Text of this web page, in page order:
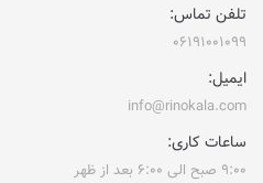
تلفن تماس:
۰۶۱۹۱۰۰۱۰۹۹
ایمیل:
info@rinokala.com
ساعات کاری:
۹:۰۰ صبح الی ۶:۰۰ بعد از ظهر